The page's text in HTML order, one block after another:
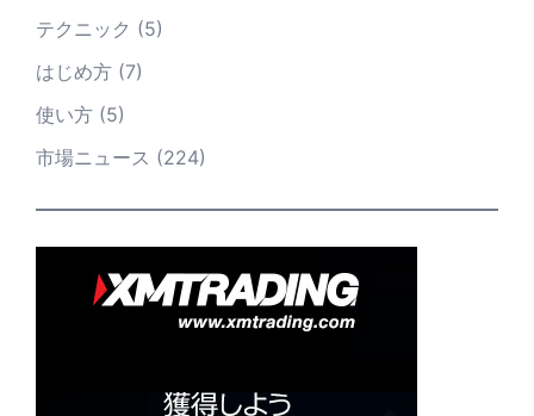
テクニック (5)
はじめ方 (7)
使い方 (5)
市場ニュース (224)